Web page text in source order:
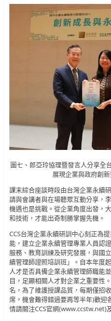
圖七、郎亞玲協理暨發言人分享全
展現企業與政府創
課末綜合座談時段由台灣企業永續
請與會講者與在場聽眾互動分享，
機遇也是挑戰。從企業角度出發，
和技術，才能出奇制勝掌握先機。
CCS台灣企業永續研訓中心刻正為
能，建立企業永續管理專業人員認
服務、教育訓練及研究發展，與國
續管理師證照培訓班」。自本年度
人才是否具備企業永續管理師職能
目，足顯相關人才對企業之重要性
名，為了維護授課品質，每期僅招
席，機會難得錯過要再等半年)歡
情請關注CCS官網(www.ccstw.net)